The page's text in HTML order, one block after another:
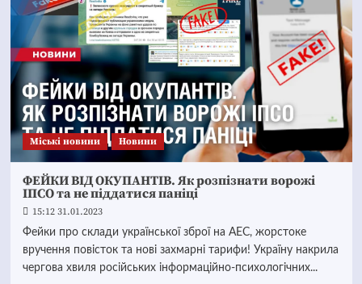
Mіські новини Новини
ФЕЙКИ ВІД ОКУПАНТІВ. Як розпізнати ворожі
ІПСО та не піддатися паніці
15:12 31.01.2023
Фейки про склади української зброї на АЕС, жорстоке
вручення повісток та нові захмарні тарифи! Україну накрила
чергова хвиля російських інформаційно-психологічних...